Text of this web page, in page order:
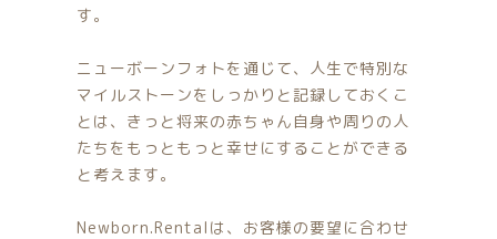
す。
ニューボーンフォトを通じて、人生で特別な
マイルストーンをしっかりと記録しておくこ
とは、きっと将来の赤ちゃん自身や周りの人
たちをもっともっと幸せにすることができる
と考えます。
Newborn.Rentalは、お客様の要望に合わせ